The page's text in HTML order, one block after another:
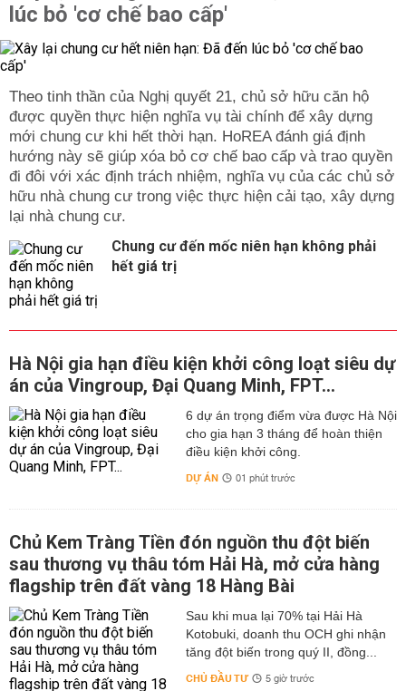
lúc bỏ 'cơ chế bao cấp'
Theo tinh thần của Nghị quyết 21, chủ sở hữu căn hộ
được quyền thực hiện nghĩa vụ tài chính để xây dựng
mới chung cư khi hết thời hạn. HoREA đánh giá định
hướng này sẽ giúp xóa bỏ cơ chế bao cấp và trao quyền
đi đôi với xác định trách nhiệm, nghĩa vụ của các chủ sở
hữu nhà chung cư trong việc thực hiện cải tạo, xây dựng
lại nhà chung cư.
Chung cư đến mốc niên hạn không phải
hết giá trị
Hà Nội gia hạn điều kiện khởi công loạt siêu dự
án của Vingroup, Đại Quang Minh, FPT...
6 dự án trọng điểm vừa được Hà Nội
cho gia hạn 3 tháng để hoàn thiện
điều kiện khởi công.
DỰ ÁN 01 phút trước
Chủ Kem Tràng Tiền đón nguồn thu đột biến
sau thương vụ thâu tóm Hải Hà, mở cửa hàng
flagship trên đất vàng 18 Hàng Bài
Sau khi mua lại 70% tại Hải Hà
Kotobuki, doanh thu OCH ghi nhận
tăng đột biến trong quý II, đồng...
CHỦ ĐẦU TƯ 5 giờ trước